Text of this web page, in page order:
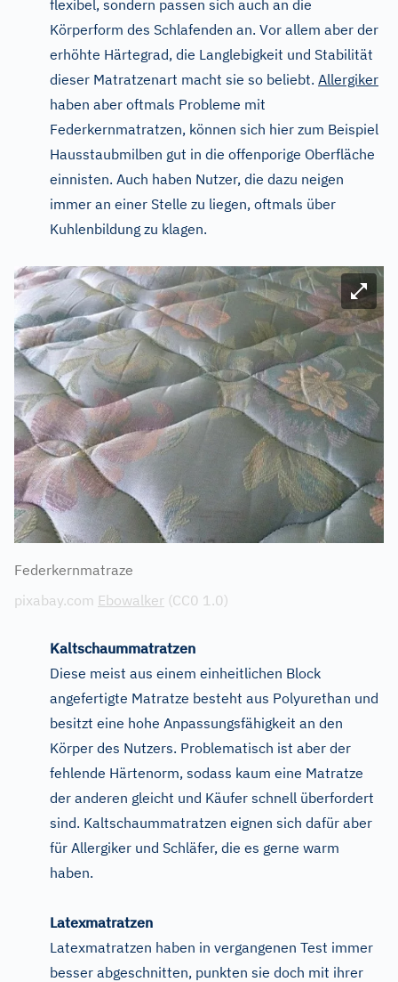
flexibel, sondern passen sich auch an die
Körperform des Schlafenden an. Vor allem aber der
erhöhte Härtegrad, die Langlebigkeit und Stabilität
dieser Matratzenart macht sie so beliebt. Allergiker
haben aber oftmals Probleme mit
Federkernmatratzen, können sich hier zum Beispiel
Hausstaubmilben gut in die offenporige Oberfläche
einnisten. Auch haben Nutzer, die dazu neigen
immer an einer Stelle zu liegen, oftmals über
Kuhlenbildung zu klagen.
Bild
Federkernmatraze
pixabay.com Ebowalker (CC0 1.0)
Kaltschaummatratzen
Diese meist aus einem einheitlichen Block
angefertigte Matratze besteht aus Polyurethan und
besitzt eine hohe Anpassungsfähigkeit an den
Körper des Nutzers. Problematisch ist aber der
fehlende Härtenorm, sodass kaum eine Matratze
der anderen gleicht und Käufer schnell überfordert
sind. Kaltschaummatratzen eignen sich dafür aber
für Allergiker und Schläfer, die es gerne warm
haben.
Latexmatratzen
Latexmatratzen haben in vergangenen Test immer
besser abgeschnitten, punkten sie doch mit ihrer